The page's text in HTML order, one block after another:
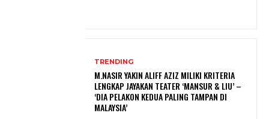
TRENDING
M.NASIR YAKIN ALIFF AZIZ MILIKI KRITERIA
LENGKAP JAYAKAN TEATER ‘MANSUR & LIU’ –
‘DIA PELAKON KEDUA PALING TAMPAN DI
MALAYSIA’